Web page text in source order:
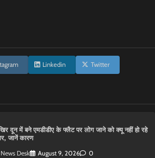
Linkedin Twitter
दून में बने एमडीडीए के फ्लैट पर लोग जाने को क्यू नहीं हो रहे
जानें कारण
News Desk August 9, 2026 0